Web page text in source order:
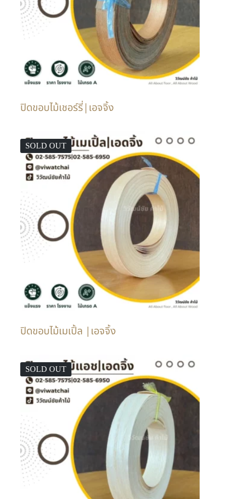
ปิดขอบไม้เชอร์รี่|เอจจิ้ง
SOLD OUT
ปิดขอบไม้เมเปิ้ล |เอจจิ้ง
SOLD OUT